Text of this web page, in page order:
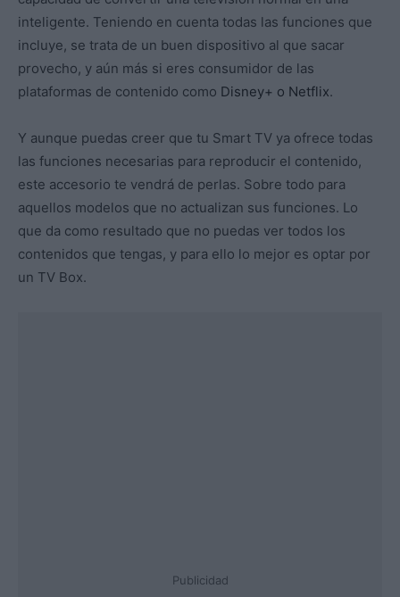
inteligente. Teniendo en cuenta todas las funciones que
incluye, se trata de un buen dispositivo al que sacar
provecho, y aún más si eres consumidor de las
plataformas de contenido como Disney+ o Netflix.
Y aunque puedas creer que tu Smart TV ya ofrece todas
las funciones necesarias para reproducir el contenido,
este accesorio te vendrá de perlas. Sobre todo para
aquellos modelos que no actualizan sus funciones. Lo
que da como resultado que no puedas ver todos los
contenidos que tengas, y para ello lo mejor es optar por
un TV Box.
Publicidad